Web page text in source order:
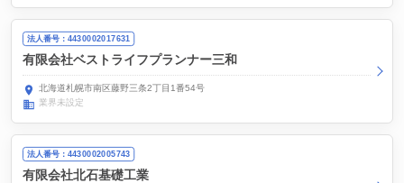
法人番号：4430002017631
有限会社ベストライフプランナー三和
北海道札幌市南区藤野三条2丁目1番54号
業界未設定
法人番号：4430002005743
有限会社北石基礎工業